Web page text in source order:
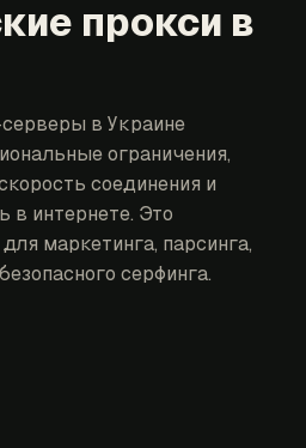
прокси в
в Украине
ограничения,
соединения и
в интернете. Это
маркетинга, парсинга,
серфинга.